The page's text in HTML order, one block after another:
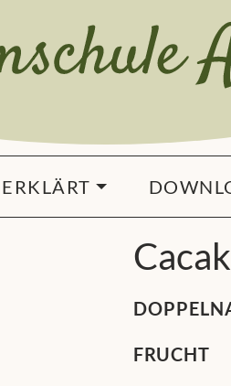
FRUCHT